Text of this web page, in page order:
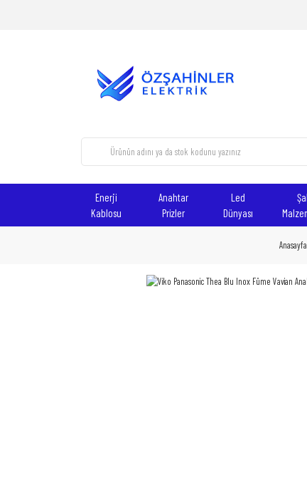
Enerji
Kablosu
Anahtar
Prizler
Led
Dünyası
Anasayfa